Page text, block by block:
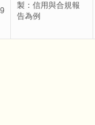
製：信用與合規報
告為例